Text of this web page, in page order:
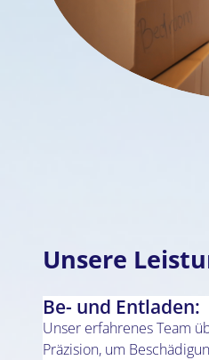
Unsere
Be- und Entladen:
Unser erfahrenes Team
Präzision, um